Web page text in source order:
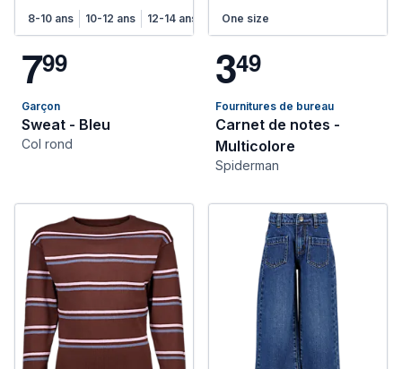
8-10 ans 10-12 ans 12-14 ans
799
Garçon
Sweat - Bleu
Col rond
One size
349
Fournitures de bureau
Carnet de notes -
Multicolore
Spiderman